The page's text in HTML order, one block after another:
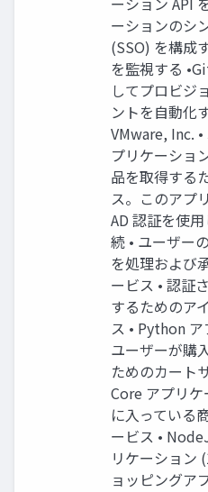
ーションのシ
(SSO) を構成
を監視する
してプロビジ
ントを⾃動化
VMware, Inc.
プリケーショ
品を取得する
ス。このアプ
AD 認証を使
続 • ユーザー
を処理および
ービス • 認証
するためのア
ス • Python
ユーザーが購
ためのカート
Core アプリケ
に⼊っている
ービス •
リケーション
ョッピングア